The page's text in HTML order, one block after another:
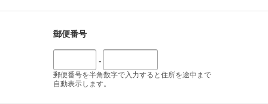
郵便番号
-
郵便番号を半角数字で入力すると住所を途中まで
自動表示します。